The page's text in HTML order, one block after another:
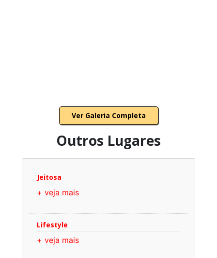
Ver Galeria Completa
Outros Lugares
Jeitosa
+ veja mais
Lifestyle
+ veja mais